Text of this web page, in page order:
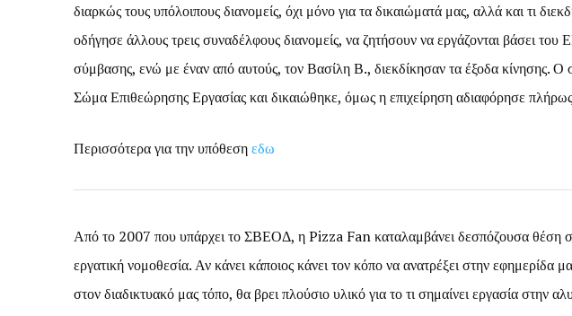
διαρκώς τους υπόλοιπους διανομείς, όχι μόνο για τα δικαιώματά μας, αλλά και τι
οδήγησε άλλους τρεις συναδέλφους διανομείς, να ζητήσουν να εργάζονται βάσει του
σύμβασης, ενώ με έναν από αυτούς, τον Βασίλη Β., διεκδίκησαν τα έξοδα κίνησης.
Σώμα Επιθεώρησης Εργασίας και δικαιώθηκε, όμως η επιχείρηση αδιαφόρησε
Περισσότερα για την υπόθεσηεδω
Από το 2007 που υπάρχει το ΣΒΕΟΔ, η Pizza Fan καταλαμβάνει δεσπόζουσα θέση
εργατική νομοθεσία. Αν κάνει κάποιος κάνει τον κόπο να ανατρέξει στην εφημερίδα
στον διαδικτυακό μας τόπο, θα βρει πλούσιο υλικό για το τι σημαίνει εργασία στην